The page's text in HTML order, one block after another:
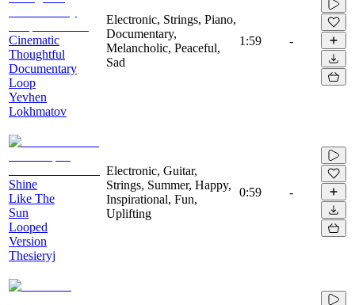
Cinematic
Thoughtful
Documentary
Loop
Yevhen
Lokhmatov
Electronic, Strings, Piano,
Documentary,
Melancholic, Peaceful,
Sad
1:59 -
Shine
Like The
Sun
Looped
Version
Thesieryj
Electronic, Guitar,
Strings, Summer, Happy,
Inspirational, Fun,
Uplifting
0:59 -